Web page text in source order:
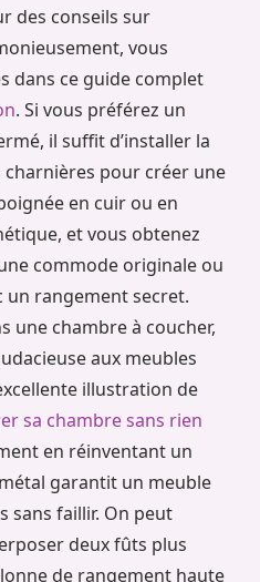
des conseils sur
vous
dans ce guide complet
. Si vous préférez un
il suffit d’installer la
pour créer une
en cuir ou en
et vous obtenez
commode originale ou
un rangement secret.
une chambre à coucher,
aux meubles
illustration de
sa chambre sans rien
en réinventant un
garantit un meuble
sans faillir. On peut
deux fûts plus
de rangement haute